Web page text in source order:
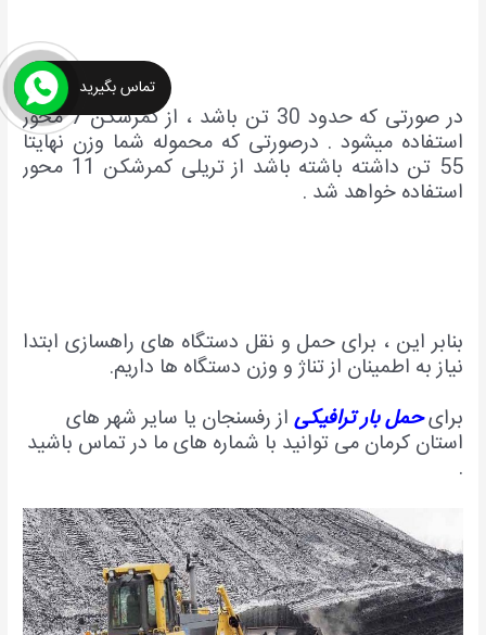
در صورتی که حدود 30 تن باشد ، از کمرشکن 7 محور
استفاده میشود . درصورتی که محموله شما وزن نهایتا
55 تن داشته باشته باشد از تریلی کمرشکن 11 محور
استفاده خواهد شد .
بنابر این ، برای حمل و نقل دستگاه های راهسازی ابتدا
نیاز به اطمینان از تناژ و وزن دستگاه ها داریم.
برایحمل بار ترافیکی از رفسنجان یا سایر شهر های
استان کرمان می توانید با شماره های ما در تماس باشید
.
تماس بگیرید